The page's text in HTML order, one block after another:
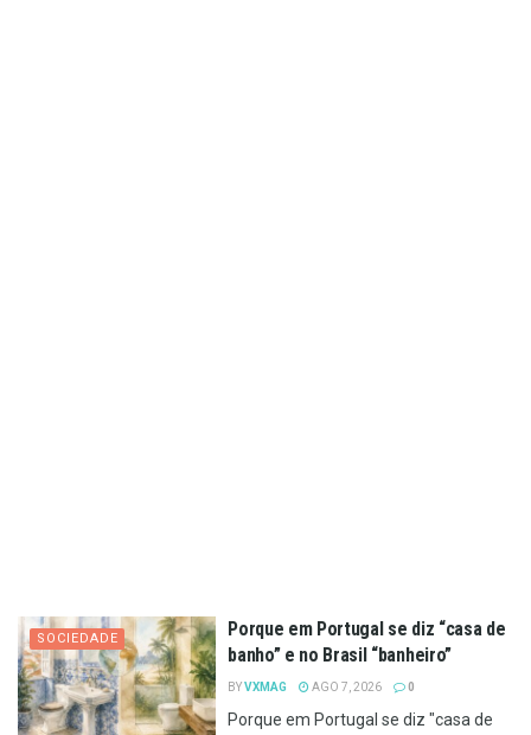
SOCIEDADE
Porque em Portugal se diz “casa de
banho” e no Brasil “banheiro”
BYVXMAG AGO 7, 2026 0
Porque em Portugal se diz "casa de